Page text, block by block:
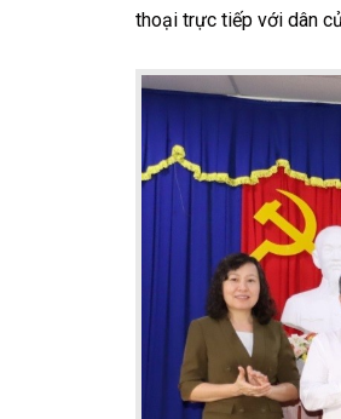
thoại trực tiếp với dân